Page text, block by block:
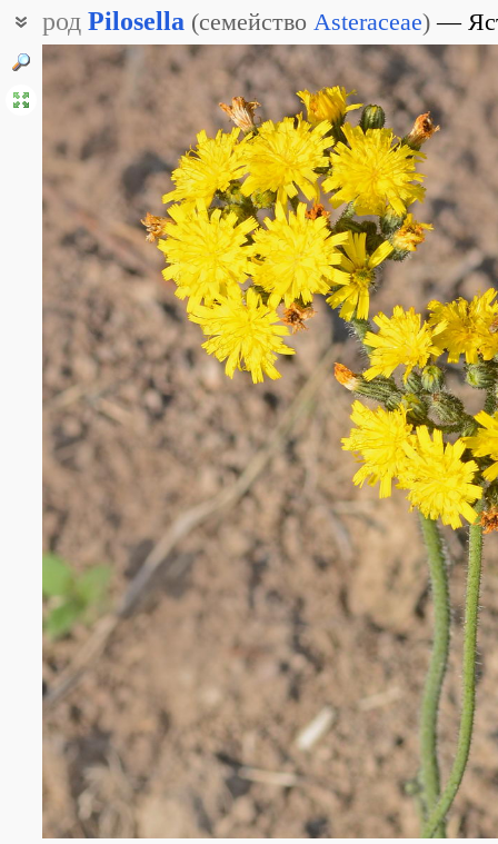
род Pilosella (семейство Asteraceae)